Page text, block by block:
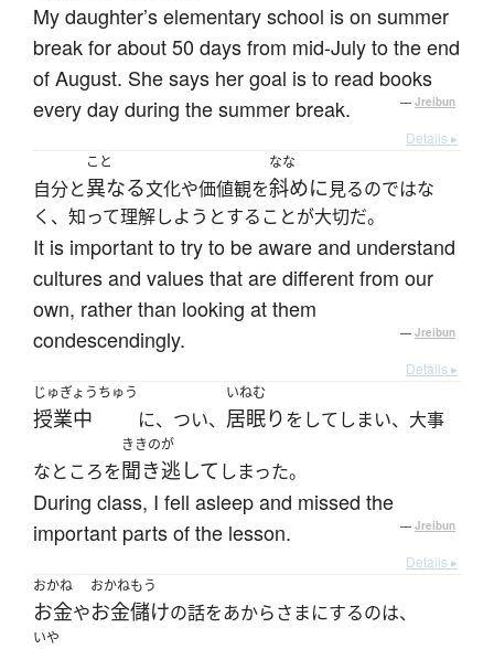
My daughter’s elementary school is on summer
break for about 50 days from mid-July to the end
of August. She says her goal is to read books
every day during the summer break.
— Jreibun
Details ▸
自分と
こと
異なる文化や価値観を
なな
斜めに見るのではな
く、知って理解しようとすることが大切だ。
It is important to try to be aware and understand
cultures and values that are different from our
own, rather than looking at them
condescendingly.
— Jreibun
Details ▸
じゅぎょうちゅう
授業中 に、つい、
いねむ
居眠りをしてしまい、大事
なところを
ききのが
聞き逃して しまった。
During class, I fell asleep and missed the
important parts of the lesson.
— Jreibun
Details ▸
おかね
お金や
おかねもう
お金儲けの話をあからさまにするのは、
いや